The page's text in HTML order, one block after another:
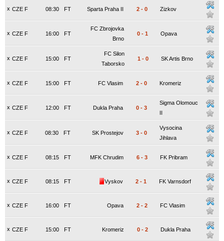
x CZE F FT
08:30 Sparta Praha II 2 - 0 Zizkov
x CZE F FT
16:00
FC Zbrojovka
Brno
0 - 1 Opava
x CZE F FT
15:00
FC Silon
Taborsko
1 - 0 SK Artis Brno
x CZE F FT
15:00 FC Vlasim 2 - 0 Kromeriz
x CZE F FT
12:00 Dukla Praha 0 - 3
Sigma Olomouc
II
x CZE F FT
08:30 SK Prostejov 3 - 0
Vysocina
Jihlava
x CZE F FT
08:15 MFK Chrudim 6 - 3 FK Pribram
x CZE F FT
08:15 Vyskov 2 - 1 FK Varnsdorf
x CZE F FT
16:00 Opava 2 - 2 FC Vlasim
x CZE F FT
15:00 Kromeriz 0 - 2 Dukla Praha